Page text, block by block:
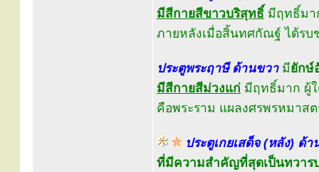
มีสีกายสีขาวบริสุทธิ์ มีฤทธิ์มา
ภายหลังเมื่อสิ้นทศกัณฐ์ ได้รบ
ประตูพระฤาษี ด้านขวา มียักษ์
มีสีกายสีม่วงแก่ มีฤทธิ์มาก ผู้
คือพระราม แผลงศรพรหมาสต
ประตูเกยเสด็จ (หลัง) ด้า
ที่มีความสำคัญที่สุดเป็นทวาร